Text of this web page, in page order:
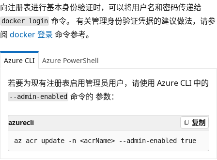
向注册表进行基本身份验证时，可以将用户名和密码传递给
docker login 命令。 有关管理身份验证凭据的建议做法，请参
阅 docker 登录 命令参考。
Azure CLI Azure PowerShell
若要为现有注册表启用管理员用户，请使用 Azure CLI 中的
--admin-enabled 命令的参数：
azurecli 复制